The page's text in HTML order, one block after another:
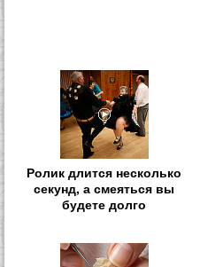
Ролик длится несколько
секунд, а смеяться вы
будете долго